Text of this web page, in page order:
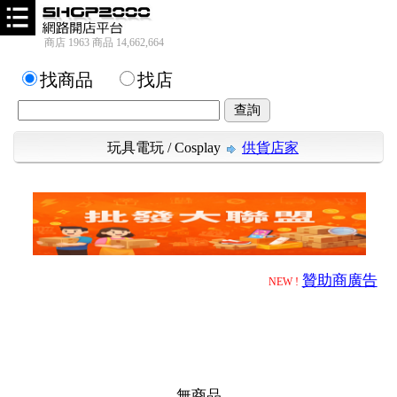
商店 1963 商品 14,662,664
找商品 找店
玩具電玩 /Cosplay 供貨店家
NEW ! 贊助商廣告